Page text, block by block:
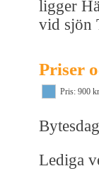
ligger
vid sjön
Priser
Pris: 900
Lediga